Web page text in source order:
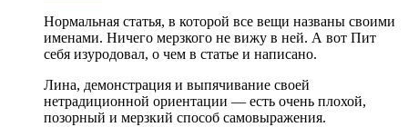
Нормальная статья, в которой все вещи названы своими
именами. Ничего мерзкого не вижу в ней. А вот Пит
себя изуродовал, о чем в статье и написано.
Лина, демонстрация и выпячивание своей
нетрадиционной ориентации — есть очень плохой,
позорный и мерзкий способ самовыражения.